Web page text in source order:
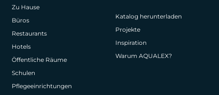
Zu Hause
Büros
Restaurants
Hotels
Öffentliche Räume
Schulen
Pflegeeinrichtungen
Katalog herunterladen
Projekte
Inspiration
Warum AQUALEX?